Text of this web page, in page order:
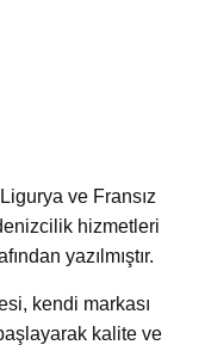
ve Fransız
hizmetleri
yazılmıştır.
kendi markası
kalite ve